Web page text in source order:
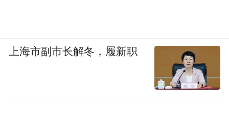
上海市副市长解冬，履新职